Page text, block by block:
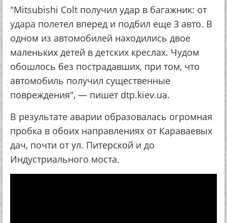
"Mitsubishi Colt получил удар в багажник: от
удара полетел вперед и подбил еще 3 авто. В
одном из автомобилей находились двое
маленьких детей в детских креслах. Чудом
обошлось без пострадавших, при том, что
автомобиль получил существенные
повреждения", — пишет dtp.kiev.ua.
В результате аварии образовалась огромная
пробка в обоих направлениях от Караваевых
дач, почти от ул. Питерской и до
Индустриального моста.